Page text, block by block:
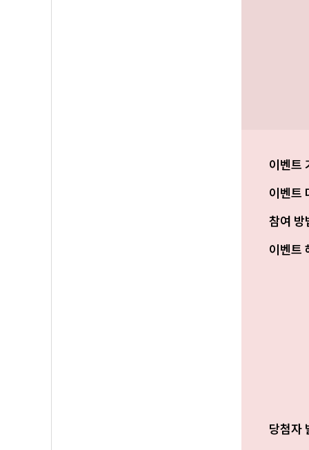
이벤트
이벤트
참여 방
이벤트
당첨자